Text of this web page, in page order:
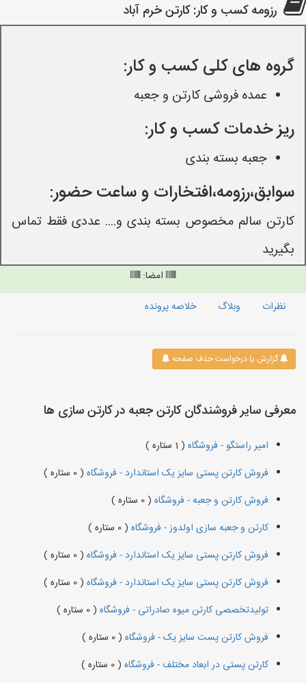
رزومه کسب و کار: کارتن خرم آباد
گروه های کلی کسب و کار:
عمده فروشی کارتن و جعبه
ریز خدمات کسب و کار:
جعبه بسته بندی
سوابق،رزومه،افتخارات و ساعت حضور:
کارتن سالم مخصوص بسته بندی و.... عددی فقط تماس
بگیرید
امضا:
نظرات
وبلاگ خلاصه پرونده
گزارش یا درخواست حذف صفحه
معرفی سایر فروشندگان کارتن جعبه در کارتن سازی ها
امیر راستگو - فروشگاه ( 1 ستاره )
فروش کارتن پستی سایز یک استاندارد - فروشگاه ( 0 ستاره )
فروش کارتن و جعبه - فروشگاه ( 0 ستاره )
کارتن و جعبه سازی اولدوز - فروشگاه ( 0 ستاره )
فروش کارتن پستی سایز یک استاندارد - فروشگاه ( 0 ستاره )
فروش کارتن پستی سایز یک استاندارد - فروشگاه ( 0 ستاره )
تولیدتخصصی کارتن میوه صادراتی - فروشگاه ( 0 ستاره )
فروش کارتن پست سایز یک - فروشگاه ( 0 ستاره )
کارتن پستی در ابعاد مختلف - فروشگاه ( 0 ستاره )